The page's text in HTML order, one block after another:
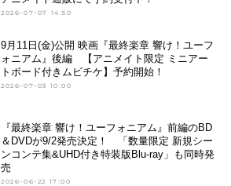
2026-07-07 14:50
9月11日(金)公開 映画『最終楽章 響け！ユーフ
ォニアム』後編 【アニメイト限定 ミニアー
トボード付きムビチケ】予約開始！
2026-07-03 10:00
『最終楽章 響け！ユーフォニアム』前編のBD
＆DVDが9/2発売決定！ 「数量限定 新規シー
ンコンテ集&UHD付き特装版Blu-ray」も同時発
売
2026-06-22 17:00